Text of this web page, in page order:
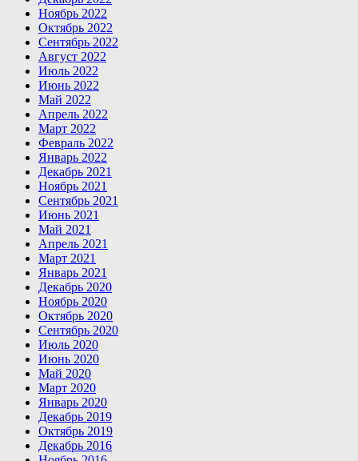
Ноябрь 2022
Октябрь 2022
Сентябрь 2022
Август 2022
Июль 2022
Июнь 2022
Май 2022
Апрель 2022
Март 2022
Февраль 2022
Январь 2022
Декабрь 2021
Ноябрь 2021
Сентябрь 2021
Июнь 2021
Май 2021
Апрель 2021
Март 2021
Январь 2021
Декабрь 2020
Ноябрь 2020
Октябрь 2020
Сентябрь 2020
Июль 2020
Июнь 2020
Май 2020
Март 2020
Январь 2020
Декабрь 2019
Октябрь 2019
Декабрь 2016